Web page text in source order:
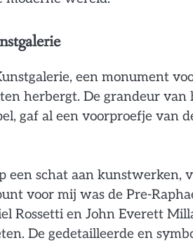
een monument
herbergt. De grandeur van
gaf al een voorproefje van
een schat aan kunstwerken,
voor mij was de Pre-
Rossetti en John Everett
De gedetailleerde en